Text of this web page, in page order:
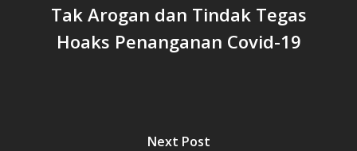
Tak Arogan dan Tindak Tegas
Hoaks Penanganan Covid-19
Next Post